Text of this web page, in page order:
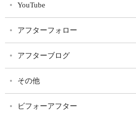
YouTube
アフターフォロー
アフターブログ
その他
ビフォーアフター